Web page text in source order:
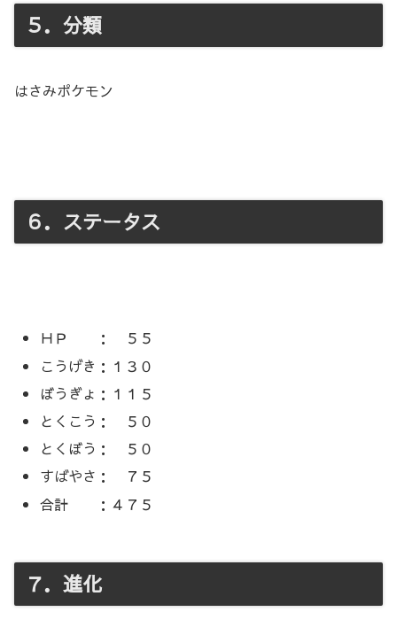
５．分類
はさみポケモン
６．ステータス
ＨＰ ： ５５
こうげき：１３０
ぼうぎょ：１１５
とくこう： ５０
とくぼう： ５０
すばやさ： ７５
合計 ：４７５
７．進化